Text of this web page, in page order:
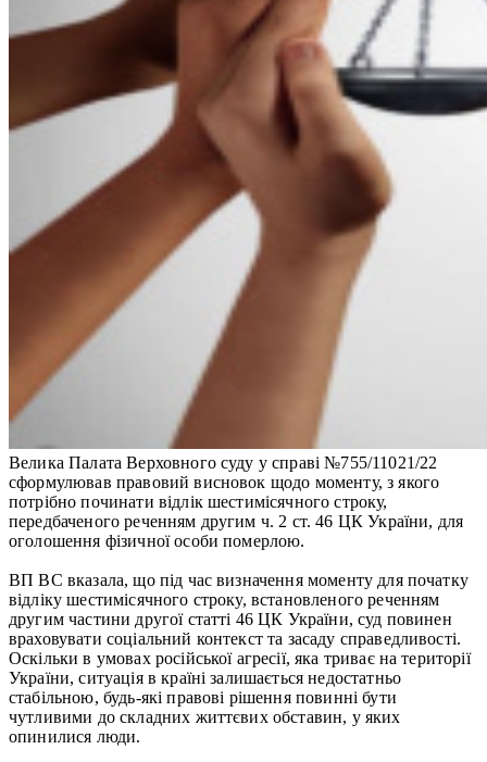
Велика Палата Верховного суду у справі №755/11021/22
сформулював правовий висновок щодо моменту, з якого
потрібно починати відлік шестимісячного строку,
передбаченого реченням другим ч. 2 ст. 46 ЦК України, для
оголошення фізичної особи померлою.
ВП ВС вказала, що під час визначення моменту для початку
відліку шестимісячного строку, встановленого реченням
другим частини другої статті 46 ЦК України, суд повинен
враховувати соціальний контекст та засаду справедливості.
Оскільки в умовах російської агресії, яка триває на території
України, ситуація в країні залишається недостатньо
стабільною, будь-які правові рішення повинні бути
чутливими до складних життєвих обставин, у яких
опинилися люди.